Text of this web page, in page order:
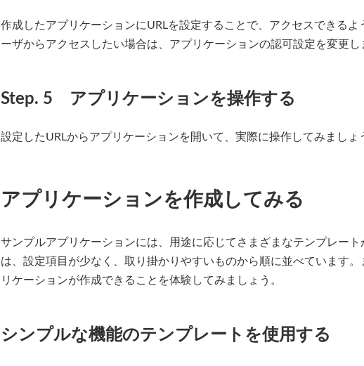
作成したアプリケーションにURLを設定することで、アクセスできる
ーザからアクセスしたい場合は、アプリケーションの認可設定を変更し
Step. 5 アプリケーションを操作する
設定したURLからアプリケーションを開いて、実際に操作してみましょ
アプリケーションを作成してみる
サンプルアプリケーションには、用途に応じてさまざまなテンプレー
は、設定項目が少なく、取り掛かりやすいものから順に並べています
リケーションが作成できることを体験してみましょう。
シンプルな機能のテンプレートを使用する